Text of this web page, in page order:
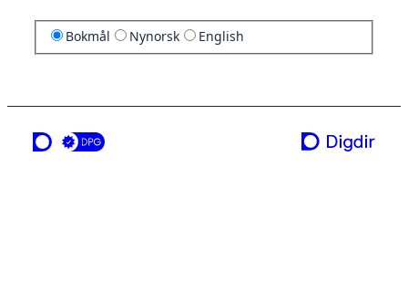
Bokmål Nynorsk English